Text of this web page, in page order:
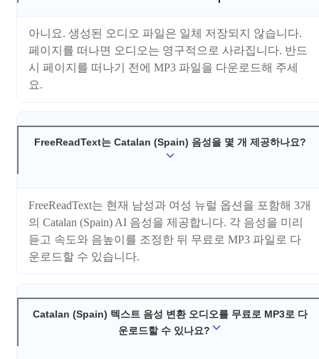
아니요. 생성된 오디오 파일은 일체 저장되지 않습니다.
페이지를 떠나면 오디오는 영구적으로 사라집니다. 반드
시 페이지를 떠나기 전에 MP3 파일을 다운로드해 주세
요.
FreeReadText는 Catalan (Spain) 음성을 몇 개 제공하나요?
FreeReadText는 현재 남성과 여성 뉴럴 옵션을 포함해 3개
의 Catalan (Spain) AI 음성을 제공합니다. 각 음성을 미리
듣고 속도와 음높이를 조정한 뒤 무료로 MP3 파일로 다
운로드할 수 있습니다.
Catalan (Spain) 텍스트 음성 변환 오디오를 무료로 MP3로 다
운로드할 수 있나요?